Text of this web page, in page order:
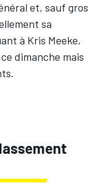
et, sauf gros
sa
à Kris Meeke,
dimanche mais